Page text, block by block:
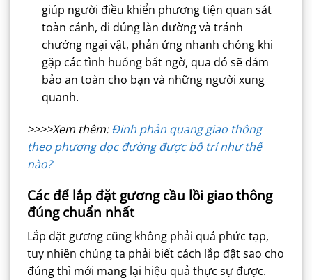
giúp người điều khiển phương tiện quan sát
toàn cảnh, đi đúng làn đường và tránh
chướng ngại vật, phản ứng nhanh chóng khi
gặp các tình huống bất ngờ, qua đó sẽ đảm
bảo an toàn cho bạn và những người xung
quanh.
>>>>Xem thêm:Đinh phản quang giao thông
theo phương dọc đường được bố trí như thế
nào?
Các để lắp đặt gương cầu lồi giao thông
đúng chuẩn nhất
Lắp đặt gương cũng không phải quá phức tạp,
tuy nhiên chúng ta phải biết cách lắp đật sao cho
đúng thì mới mang lại hiệu quả thực sự được.